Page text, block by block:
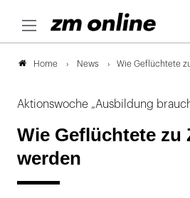
Home News Wie Geflüchtete
Aktionswoche „Ausbildung
Wie Geflüchtete zu
werden